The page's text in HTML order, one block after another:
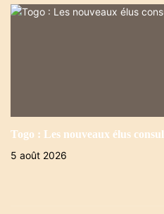
Togo : Les nouveaux élus
5 août 2026